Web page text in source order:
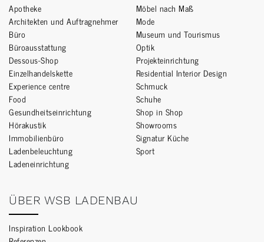
Apotheke
Architekten und Auftragnehmer
Büro
Büroausstattung
Dessous-Shop
Einzelhandelskette
Experience centre
Food
Gesundheitseinrichtung
Hörakustik
Immobilienbüro
Ladenbeleuchtung
Ladeneinrichtung
Möbel nach Maß
Mode
Museum und Tourismus
Optik
Projekteinrichtung
Residential Interior Design
Schmuck
Schuhe
Shop in Shop
Showrooms
Signatur Küche
Sport
ÜBER WSB LADENBAU
Inspiration Lookbook